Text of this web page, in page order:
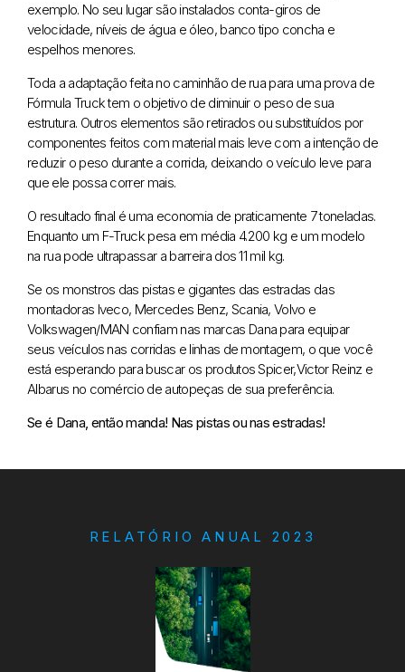
exemplo. No seu lugar são instalados conta-giros de
velocidade, níveis de água e óleo, banco tipo concha e
espelhos menores.
Toda a adaptação feita no caminhão de rua para uma prova de
Fórmula Truck tem o objetivo de diminuir o peso de sua
estrutura. Outros elementos são retirados ou substituídos por
componentes feitos com material mais leve com a intenção de
reduzir o peso durante a corrida, deixando o veículo leve para
que ele possa correr mais.
O resultado final é uma economia de praticamente 7 toneladas.
Enquanto um F-Truck pesa em média 4.200 kg e um modelo
na rua pode ultrapassar a barreira dos 11 mil kg.
Se os monstros das pistas e gigantes das estradas das
montadoras Iveco, Mercedes Benz, Scania, Volvo e
Volkswagen/MAN confiam nas marcas Dana para equipar
seus veículos nas corridas e linhas de montagem, o que você
está esperando para buscar os produtos Spicer,Victor Reinz e
Albarus no comércio de autopeças de sua preferência.
Se é Dana, então manda! Nas pistas ou nas estradas!
RELATÓRIO ANUAL 2023